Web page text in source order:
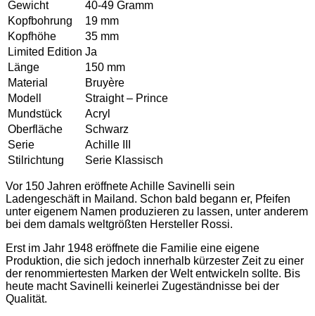
Gewicht
40-49 Gramm
Kopfbohrung
19 mm
Kopfhöhe
35 mm
Limited Edition Ja
Länge
150 mm
Material
Bruyère
Modell
Straight – Prince
Mundstück
Acryl
Oberfläche
Schwarz
Serie
Achille III
Stilrichtung
Serie Klassisch
Vor 150 Jahren eröffnete Achille Savinelli sein
Ladengeschäft in Mailand. Schon bald begann er, Pfeifen
unter eigenem Namen produzieren zu lassen, unter anderem
bei dem damals weltgrößten Hersteller Rossi.
Erst im Jahr 1948 eröffnete die Familie eine eigene
Produktion, die sich jedoch innerhalb kürzester Zeit zu einer
der renommiertesten Marken der Welt entwickeln sollte. Bis
heute macht Savinelli keinerlei Zugeständnisse bei der
Qualität.